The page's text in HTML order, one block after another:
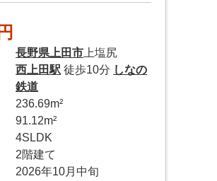
長野県 上田市 上塩尻
西上田駅 徒歩10分 しなの
鉄道
236.69m²
91.12m²
4SLDK
2階建て
2026年10月中旬